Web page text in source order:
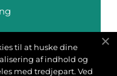
til at huske dine
af indhold og
med tredjepart. Ved